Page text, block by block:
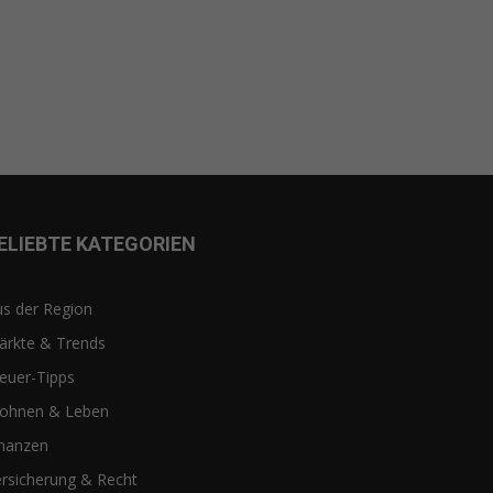
KATEGORIEN
der Region
& Trends
Tipps
& Leben
& Recht